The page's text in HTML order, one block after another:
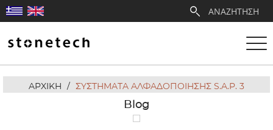
ΑΡΧΙΚΗ / ΣΥΣΤΗΜΑΤΑ ΑΛΦΑΔΟΠΟΙΗΣΗΣ S.A.P. 3
Blog